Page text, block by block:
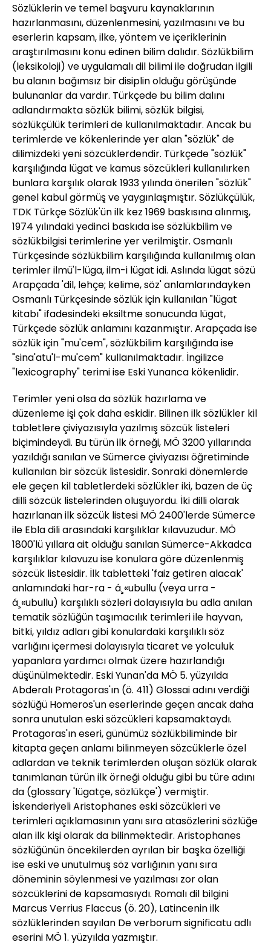
Sözlüklerin ve temel başvuru kaynaklarının
hazırlanmasını, düzenlenmesini, yazılmasını ve bu
eserlerin kapsam, ilke, yöntem ve içeriklerinin
araştırılmasını konu edinen bilim dalıdır. Sözlükbilim
(leksikoloji) ve uygulamalı dil bilimi ile doğrudan ilgili
bu alanın bağımsız bir disiplin olduğu görüşünde
bulunanlar da vardır. Türkçede bu bilim dalını
adlandırmakta sözlük bilimi, sözlük bilgisi,
sözlükçülük terimleri de kullanılmaktadır. Ancak bu
terimlerde ve kökenlerinde yer alan "sözlük" de
dilimizdeki yeni sözcüklerdendir. Türkçede "sözlük"
karşılığında lügat ve kamus sözcükleri kullanılırken
bunlara karşılık olarak 1933 yılında önerilen "sözlük"
genel kabul görmüş ve yaygınlaşmıştır. Sözlükçülük,
TDK Türkçe Sözlük'ün ilk kez 1969 baskısına alınmış,
1974 yılındaki yedinci baskıda ise sözlükbilim ve
sözlükbilgisi terimlerine yer verilmiştir. Osmanlı
Türkçesinde sözlükbilim karşılığında kullanılmış olan
terimler ilmü'l-lüga, ilm-i lügat idi. Aslında lügat sözü
Arapçada 'dil, lehçe; kelime, söz' anlamlarındayken
Osmanlı Türkçesinde sözlük için kullanılan "lügat
kitabı" ifadesindeki eksiltme sonucunda lügat,
Türkçede sözlük anlamını kazanmıştır. Arapçada ise
sözlük için "mu'cem", sözlükbilim karşılığında ise
"sina'atu'l-mu'cem" kullanılmaktadır. İngilizce
"lexicography" terimi ise Eski Yunanca kökenlidir.
Terimler yeni olsa da sözlük hazırlama ve
düzenleme işi çok daha eskidir. Bilinen ilk sözlükler kil
tabletlere çiviyazısıyla yazılmış sözcük listeleri
biçimindeydi. Bu türün ilk örneği, MÖ 3200 yıllarında
yazıldığı sanılan ve Sümerce çiviyazısı öğretiminde
kullanılan bir sözcük listesidir. Sonraki dönemlerde
ele geçen kil tabletlerdeki sözlükler iki, bazen de üç
dilli sözcük listelerinden oluşuyordu. İki dilli olarak
hazırlanan ilk sözcük listesi MÖ 2400'lerde Sümerce
ile Ebla dili arasındaki karşılıklar kılavuzudur. MÖ
1800'lü yıllara ait olduğu sanılan Sümerce-Akkadca
karşılıklar kılavuzu ise konulara göre düzenlenmiş
sözcük listesidir. İlk tabletteki 'faiz getiren alacak'
anlamındaki har-ra - á¸«ubullu (veya urra -
á¸«ubullu) karşılıklı sözleri dolayısıyla bu adla anılan
tematik sözlüğün taşımacılık terimleri ile hayvan,
bitki, yıldız adları gibi konulardaki karşılıklı söz
varlığını içermesi dolayısıyla ticaret ve yolculuk
yapanlara yardımcı olmak üzere hazırlandığı
düşünülmektedir. Eski Yunan'da MÖ 5. yüzyılda
Abderalı Protagoras'ın (ö. 411) Glossai adını verdiği
sözlüğü Homeros'un eserlerinde geçen ancak daha
sonra unutulan eski sözcükleri kapsamaktaydı.
Protagoras'ın eseri, günümüz sözlükbiliminde bir
kitapta geçen anlamı bilinmeyen sözcüklerle özel
adlardan ve teknik terimlerden oluşan sözlük olarak
tanımlanan türün ilk örneği olduğu gibi bu türe adını
da (glossary 'lügatçe, sözlükçe') vermiştir.
İskenderiyeli Aristophanes eski sözcükleri ve
terimleri açıklamasının yanı sıra atasözlerini sözlüğe
alan ilk kişi olarak da bilinmektedir. Aristophanes
sözlüğünün öncekilerden ayrılan bir başka özelliği
ise eski ve unutulmuş söz varlığının yanı sıra
döneminin söylenmesi ve yazılması zor olan
sözcüklerini de kapsamasıydı. Romalı dil bilgini
Marcus Verrius Flaccus (ö. 20), Latincenin ilk
sözlüklerinden sayılan De verborum significatu adlı
eserini MÖ 1. yüzyılda yazmıştır.